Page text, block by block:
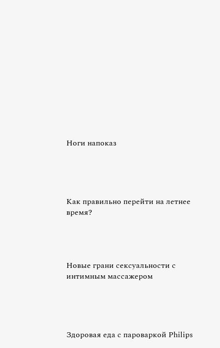
Ноги напоказ
Как правильно перейти на летнее
время?
Новые грани сексуальности с
интимным массажером
Здоровая еда с пароваркой Philips